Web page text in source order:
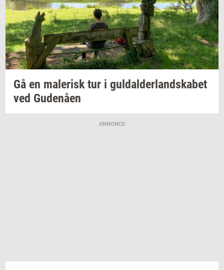
Gå en ma­le­risktur i gul­dal­der­land­ska­bet
ved Gu­denå­en
ANNONCE